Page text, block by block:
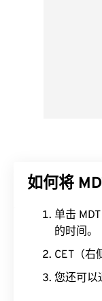
如何将
单击
的时间。
CET（右
您还可以